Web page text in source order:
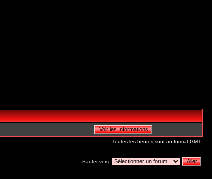
Toutes les heures sont au format GMT
Sauter vers: